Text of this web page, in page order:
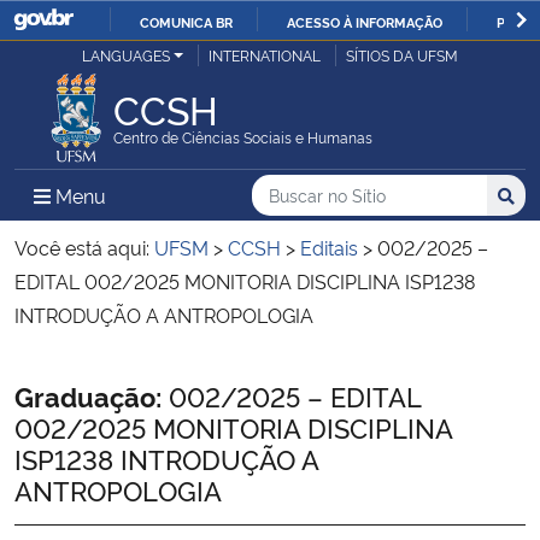
IR
COMUNICA BR ACESSO À INFORMAÇÃO
Ministério da Justiça e Segurança Pública
Ministério da Defesa
Ministério das Relações Exteriores
Ministério da Economia
Ministério da Agricultura, Pecuária e Abastecimento
Ministério da Educação
LANGUAGES INTERNATIONAL SÍTIOS DA UFSM
CCSH
Centro de Ciências Sociais e Humanas
Menu Menu Principal do Sítio
Busca
Buscar no no Sítio
Busca:
Você está aqui: UFSM >CCSH > Editais >002/2025 –
EDITAL 002/2025 MONITORIA DISCIPLINA ISP1238
INTRODUÇÃO A ANTROPOLOGIA
Início do conteúdo
Graduação: 002/2025 – EDITAL
002/2025 MONITORIA DISCIPLINA
ISP1238 INTRODUÇÃO A
ANTROPOLOGIA